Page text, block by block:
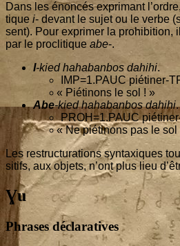
Dans les énon­cés expri­mant
tique i- devant le sujet ou le verbe
sent). Pour expri­mer la pro­hi­bi­tion,
par le pro­cli­tique abe-.
I-kied haha­ban­bos dahi­hi.
IMP=1.PAUC pié­ti­ner-
« Pié­ti­nons le sol ! »
Abe-kied haha­ban­bos dahi­hi.
PROH=1.PAUC
«Ne pié­ti­nons pas le sol
Les restruc­tu­ra­tions syn­taxiques
si­tifs, aux objets, n’ont plus lieu
Ɣu
Phrases déclaratives